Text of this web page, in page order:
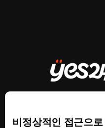
비정상적인 접근으